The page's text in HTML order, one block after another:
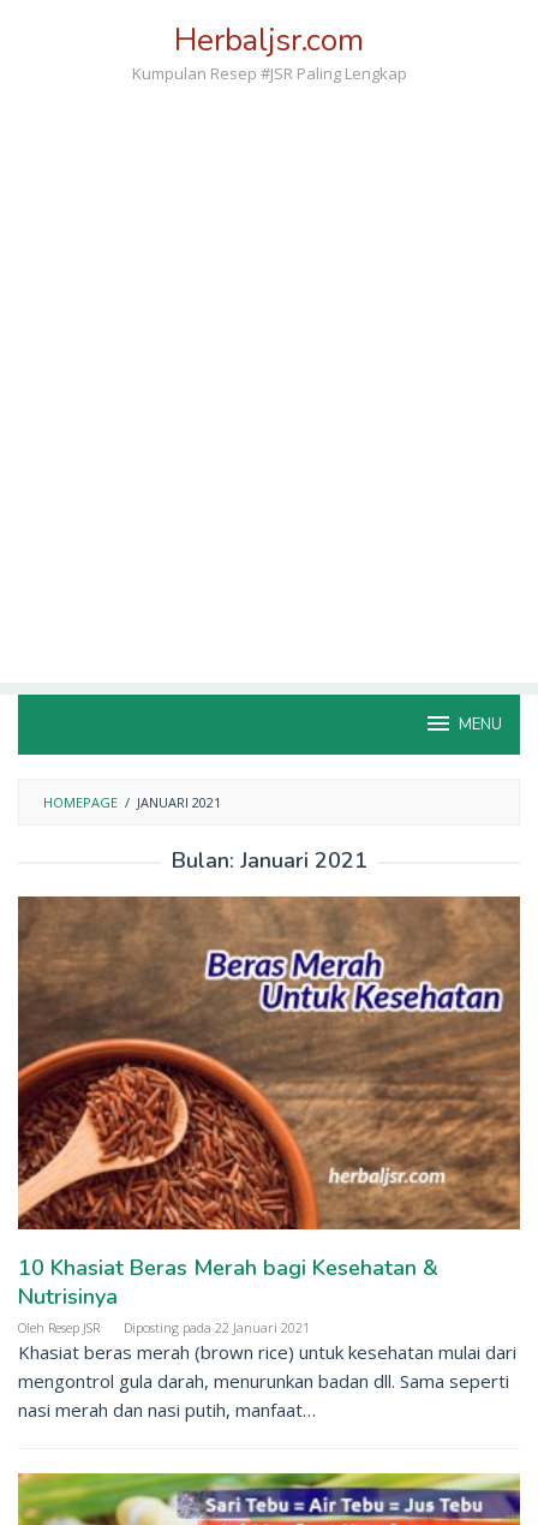
Herbaljsr.com
Kumpulan Resep #JSR Paling Lengkap
MENU
HOMEPAGE / JANUARI 2021
Bulan: Januari 2021
10 Khasiat Beras Merah bagi Kesehatan &
Nutrisinya
Oleh Resep JSR Diposting pada 22 Januari 2021
Khasiat beras merah (brown rice) untuk kesehatan mulai dari
mengontrol gula darah, menurunkan badan dll. Sama seperti
nasi merah dan nasi putih, manfaat…